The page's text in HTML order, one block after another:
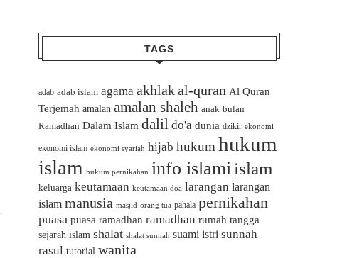
TAGS
adab adab islam agama akhlakal-quran Al Quran
Terjemah amalan amalan shaleh anak bulan
Ramadhan Dalam Islam dalil do'a dunia dzikir ekonomi
ekonomi islam ekonomi syariah hijab hukum hukum
islam hukum pernikahan info islamiislam
keluarga keutamaan keutamaan doa larangan larangan
islam manusia masjid orang tua pahala pernikahan
puasa puasa ramadhan ramadhan rumah tangga
sejarah islam shalat shalat sunnah suami istri sunnah
rasul tutorial wanita